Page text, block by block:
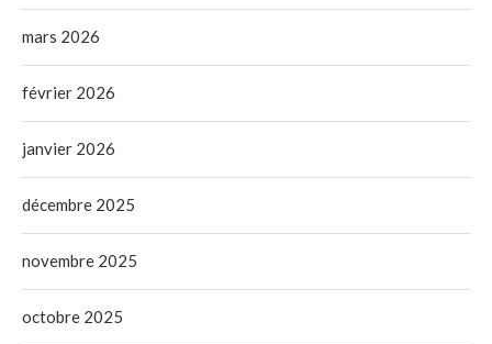
mars 2026
février 2026
janvier 2026
décembre 2025
novembre 2025
octobre 2025